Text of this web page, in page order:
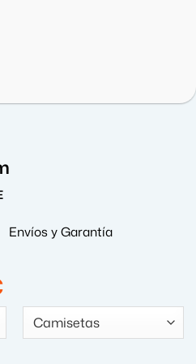
Envíos y Garantía
precio
actual